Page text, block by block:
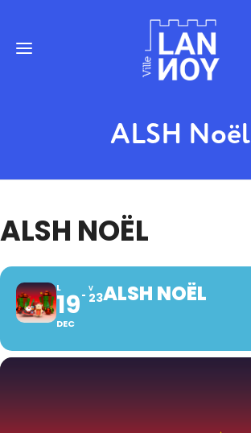
ALSH Noël
ALSH NOËL
L
19
DEC
V
23ALSH NOËL